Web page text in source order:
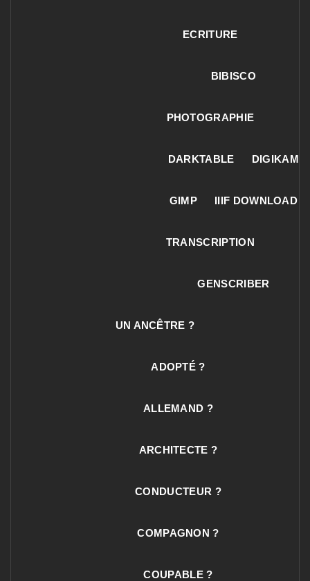
ECRITURE
BIBISCO
PHOTOGRAPHIE
DARKTABLE DIGIKAM
GIMP IIIF DOWNLOAD
TRANSCRIPTION
GENSCRIBER
UN ANCÊTRE ?
ADOPTÉ ?
ALLEMAND ?
ARCHITECTE ?
CONDUCTEUR ?
COMPAGNON ?
COUPABLE ?